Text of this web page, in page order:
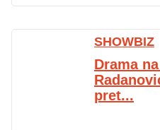
SHOWBIZ
Drama
pret...